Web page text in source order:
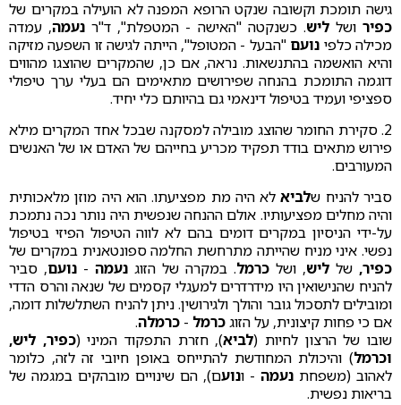
גישה תומכת וקשובה שנקט הרופא המפנה לא הועילה במקרים של
כפירושלליש. כשנקטה "האישה - המטפלת", ד"ר נעמה, עמדה
מכילה כלפי נועם "הבעל - המטופל", הייתה לגישה זו השפעה מזיקה
והיא הואשמה בהתנשאות. נראה, אם כן, שהמקרים שהוצגו מהווים
דוגמה התומכת בהנחה שפירושים מתאימים הם בעלי ערך טיפולי
ספציפי ועמיד בטיפול דינאמי גם בהיותם כלי יחיד.
2. סקירת החומר שהוצג מובילה למסקנה שבכל אחד המקרים מילא
פירוש מתאים בודד תפקיד מכריע בחייהם של האדם או של האנשים
המעורבים.
סביר להניח שלביאלא היה מת מפציעתו. הוא היה מוזן מלאכותית
והיה מחלים מפציעותיו. אולם ההנחה שנפשית היה נותר נכה נתמכת
על-ידי הניסיון במקרים דומים בהם לא לווה הטיפול הפיזי בטיפול
נפשי. איני מניח שהייתה מתרחשת החלמה ספונטאנית במקרים של
כפיר, של ליש, ושל כרמל. במקרה של הזוג נעמה - נועם, סביר
להניח שהנישואין היו מידרדרים למעגלי קסמים של שנאה והרס הדדי
ומובילים לתסכול גובר והולך ולגירושין. ניתן להניח השתלשלות דומה,
אם כי פחות קיצונית, על הזוגכרמל - כרמלה.
שובו של הרצון לחיות (לביא), חזרת התפקוד המיני (כפיר, ליש,
וכרמל) והיכולת המחודשת להתייחס באופן חיובי זה לזה, כלומר
לאהוב (משפחת נעמה - ונועם), הם שינויים מובהקים במגמה של
בריאות נפשית.